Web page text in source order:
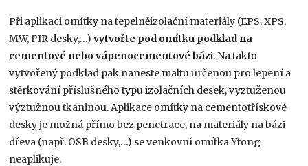
Při aplikaci omítky na tepelněizolační materiály (EPS, XPS,
MW, PIR desky,…)vytvořte pod omítku podklad na
cementové nebo vápenocementové bázi. Na takto
vytvořený podklad pak naneste maltu určenou pro lepení a
stěrkování příslušného typu izolačních desek, vyztuženou
výztužnou tkaninou. Aplikace omítky na cementotřískové
desky je možná přímo bez penetrace, na materiály na bázi
dřeva (např. OSB desky,…) se venkovní omítka Ytong
neaplikuje.